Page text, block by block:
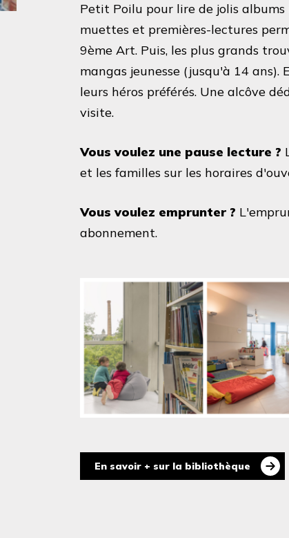
Petit Poilu pour lire de jolis albums
muettes et premières-lectures
9ème Art. Puis, les plus grands
mangas jeunesse (jusqu'à 14 ans).
leurs héros préférés. Une alcôve
visite.
Vous voulez une pause lecture ?
et les familles sur les horaires
Vous voulez emprunter ?
abonnement.
En savoir + sur la bibliothèque